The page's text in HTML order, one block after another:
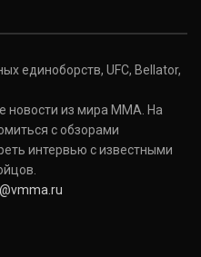
единоборств, UFC, Bellator,
новости из мира ММА. На
с обзорами
интервью с известными